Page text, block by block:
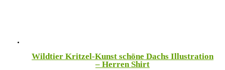
Wildtier Kritzel-Kunst schöne Dachs Illustration
– Herren Shirt